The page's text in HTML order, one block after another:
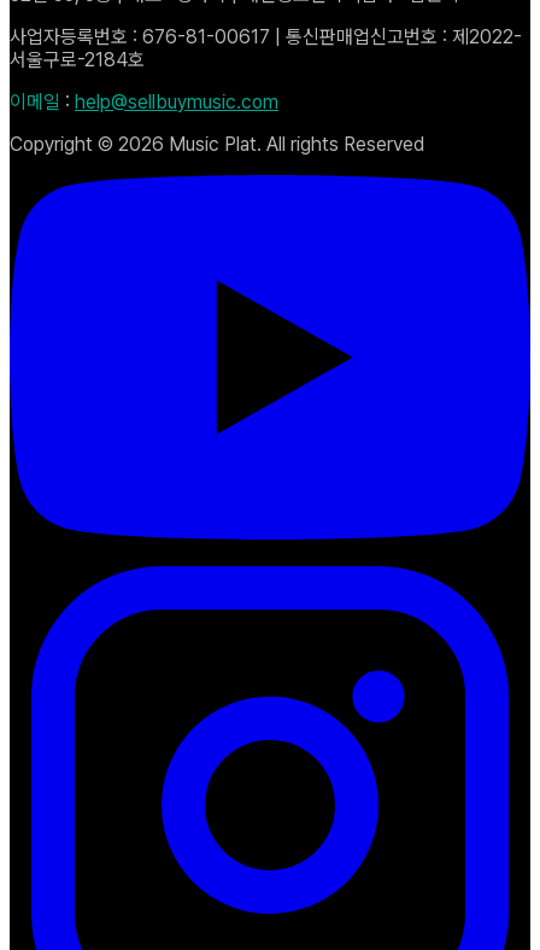
사업자등록번호 : 676-81-00617 | 통신판매업신고번호 : 제2022-
서울구로-2184호
이메일 : help@sellbuymusic.com
Copyright © 2026 Music Plat. All rights Reserved